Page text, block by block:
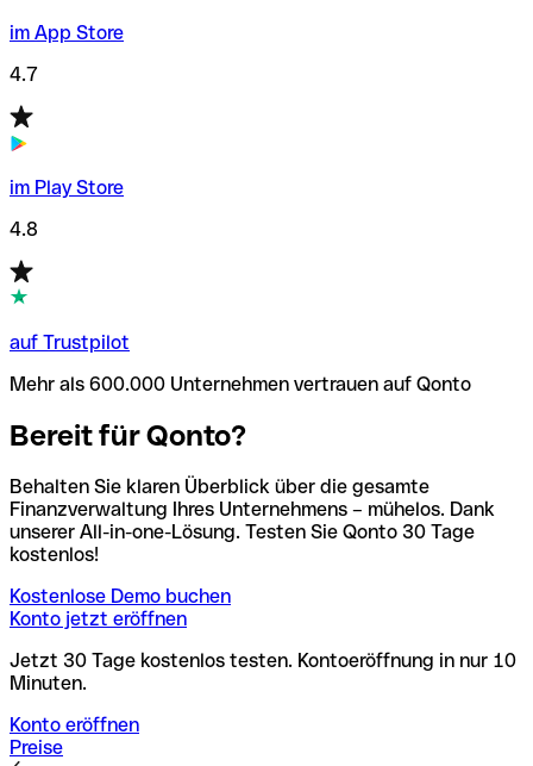
im App Store
4.7
im Play Store
4.8
auf Trustpilot
Mehr als 600.000 Unternehmen vertrauen auf Qonto
Bereit für Qonto?
Behalten Sie klaren Überblick über die gesamte
Finanzverwaltung Ihres Unternehmens – mühelos. Dank
unserer All-in-one-Lösung. Testen Sie Qonto 30 Tage
kostenlos!
Kostenlose Demo buchen
Konto jetzt eröffnen
Jetzt 30 Tage kostenlos testen. Kontoeröffnung in nur 10
Minuten.
Konto eröffnen
Preise